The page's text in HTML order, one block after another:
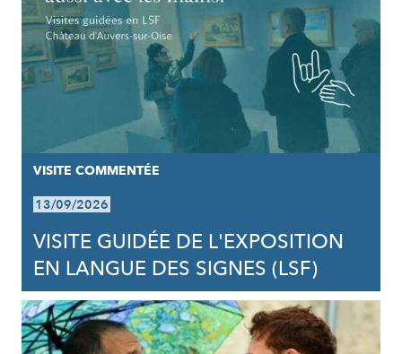
VISITE COMMENTÉE
13/09/2026
VISITE GUIDÉE DE L'EXPOSITION
EN LANGUE DES SIGNES (LSF)